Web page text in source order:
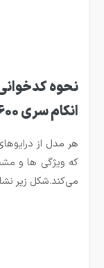
انکام سری
که ویژگی ها و
می‌کند.شکل زیر